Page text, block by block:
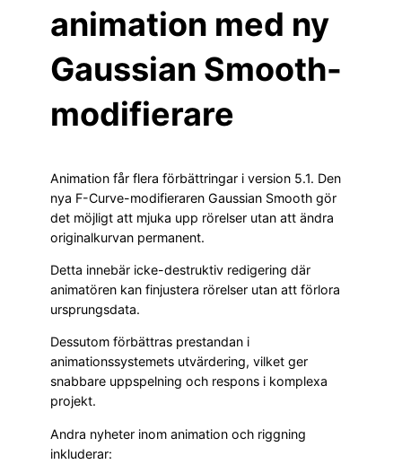
animation med ny
Gaussian Smooth-
modifierare
Animation får flera förbättringar i version 5.1. Den
nya F-Curve-modifieraren Gaussian Smooth gör
det möjligt att mjuka upp rörelser utan att ändra
originalkurvan permanent.
Detta innebär icke-destruktiv redigering där
animatören kan finjustera rörelser utan att förlora
ursprungsdata.
Dessutom förbättras prestandan i
animationssystemets utvärdering, vilket ger
snabbare uppspelning och respons i komplexa
projekt.
Andra nyheter inom animation och riggning
inkluderar: